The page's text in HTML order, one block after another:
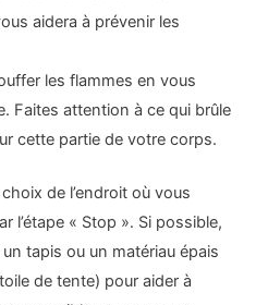
aidera à prévenir les
les flammes en vous
Faites attention à ce qui brûle
cette partie de votre corps.
de l’endroit où vous
l’étape « Stop ». Si possible,
tapis ou un matériau épais
de tente) pour aider à